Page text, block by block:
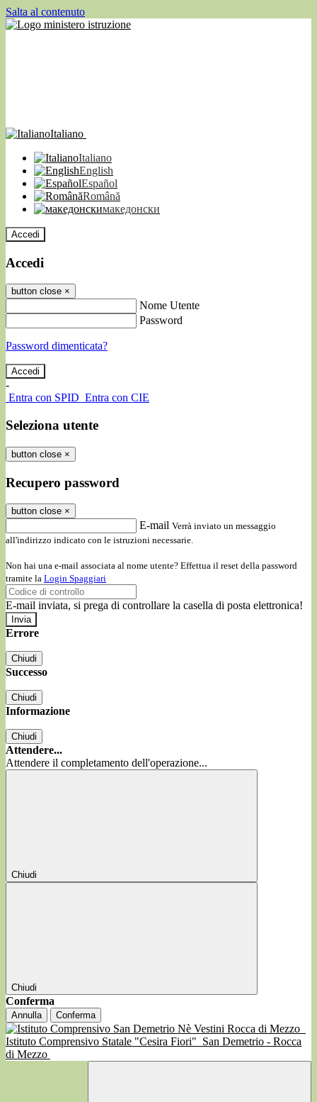
Salta al contenuto
Italiano
Italiano
English
Español
Română
македонски
Accedi
Accedi
button close ×
Nome Utente
Password
Password dimenticata?
-
Entra con SPID Entra con CIE
Seleziona utente
button close ×
Recupero password
button close ×
E-mail Verrà inviato un messaggio
all'indirizzo indicato con le istruzioni necessarie.
Non hai una e-mail associata al nome utente? Effettua il reset della password
tramite la Login Spaggiari
E-mail inviata, si prega di controllare la casella di posta elettronica!
Errore
Chiudi
Successo
Chiudi
Informazione
Chiudi
Attendere...
Attendere il completamento dell'operazione...
Chiudi
Chiudi
Conferma
Annulla Conferma
Istituto Comprensivo Statale "Cesira Fiori" San Demetrio - Rocca
di Mezzo